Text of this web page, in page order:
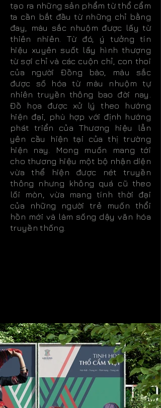
tạo ra những sản phẩm từ thổ cẩm
ta cần bắt đầu từ những chỉ bằng
đay, màu sắc nhuộm được lấy từ
thiên nhiên. Từ đó, ý tưởng tín
hiệu xuyên suốt lấy hình thượng
từ sợi chỉ và các cuộn chỉ, con thoi
của người Đồng bào, màu sắc
được số hóa từ màu nhuộm tự
nhiên truyền thông bao đời nay.
Đồ họa được xử lý theo hướng
hiện đại, phù hợp với định hướng
phát triển của Thương hiệu lẫn
yên cầu hiện tại của thị trường
hiện nay. Mong muốn mang tới
cho thương hiệu một bộ nhận diện
vừa thể hiện được nét truyền
thông nhưng không quá cũ theo
lối mòn, vừa mang tính thời đại
của những người trẻ muốn thổi
hồn mới và làm sống dậy văn hóa
truyền thống.